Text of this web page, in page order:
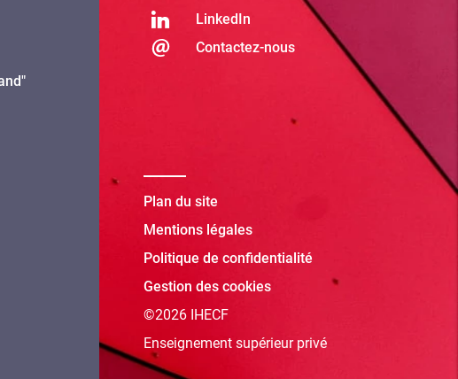
LinkedIn
Contactez-nous
Plan du site
Mentions légales
Politique de confidentialité
Gestion des cookies
©2026 IHECF
Enseignement supérieur privé